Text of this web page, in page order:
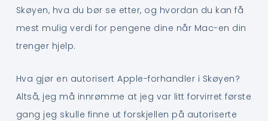
Skøyen, hva du bør se etter, og hvordan du kan få
mest mulig verdi for pengene dine når Mac-en din
trenger hjelp.
Hva gjør en autorisert Apple-forhandler i Skøyen?
Altså, jeg må innrømme at jeg var litt forvirret første
gang jeg skulle finne ut forskjellen på autoriserte